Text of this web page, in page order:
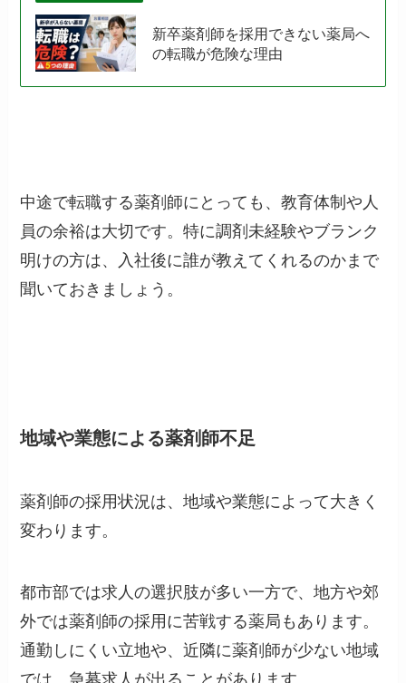
新卒薬剤師を採用できない薬局へ
の転職が危険な理由
中途で転職する薬剤師にとっても、教育体制や人
員の余裕は大切です。特に調剤未経験やブランク
明けの方は、入社後に誰が教えてくれるのかまで
聞いておきましょう。
地域や業態による薬剤師不足
薬剤師の採用状況は、地域や業態によって大きく
変わります。
都市部では求人の選択肢が多い一方で、地方や郊
外では薬剤師の採用に苦戦する薬局もあります。
通勤しにくい立地や、近隣に薬剤師が少ない地域
では、急募求人が出ることがあります。